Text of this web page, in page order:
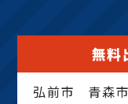
無料
弘前市 青森